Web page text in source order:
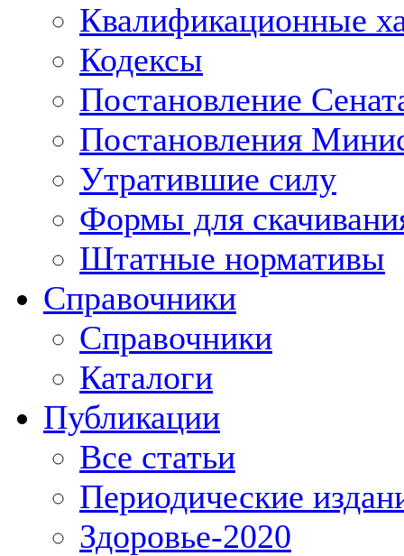
Квалификационные
Кодексы
Постановление
Постановления
Утратившие силу
Формы для
Штатные нормативы
Справочники
Справочники
Каталоги
Публикации
Все статьи
Периодические
Здоровье-2020